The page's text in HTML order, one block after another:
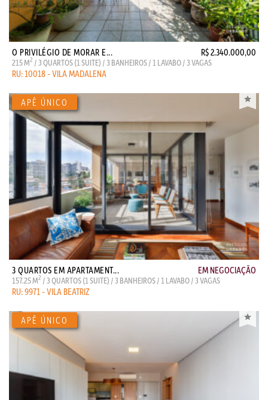
O PRIVILÉGIO DE MORAR E... R$ 2.340.000,00
215 M2 / 3 QUARTOS (1 SUITE) / 3 BANHEIROS / 1 LAVABO / 3 VAGAS
RU: 10018 - VILA MADALENA
3 QUARTOS EM APARTAMENT... EM NEGOCIAÇÃO
157.25 M2 / 3 QUARTOS (1 SUITE) / 3 BANHEIROS / 1 LAVABO / 3 VAGAS
RU: 9971 - VILA BEATRIZ